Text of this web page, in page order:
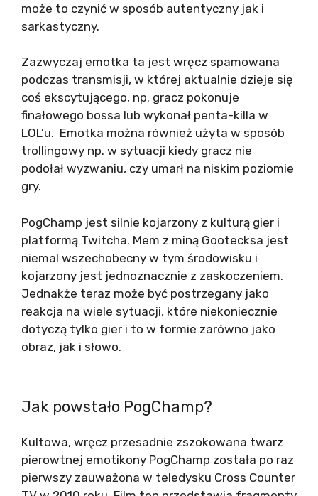
może to czynić w sposób autentyczny jak i
sarkastyczny.
Zazwyczaj emotka ta jest wręcz spamowana
podczas transmisji, w której aktualnie dzieje się
coś ekscytującego, np. gracz pokonuje
finałowego bossa lub wykonał penta-killa w
LOL’u. Emotka można również użyta w sposób
trollingowy np. w sytuacji kiedy gracz nie
podołał wyzwaniu, czy umarł na niskim poziomie
gry.
PogChamp jest silnie kojarzony z kulturą gier i
platformą Twitcha. Mem z miną Gootecksa jest
niemal wszechobecny w tym środowisku i
kojarzony jest jednoznacznie z zaskoczeniem.
Jednakże teraz może być postrzegany jako
reakcja na wiele sytuacji, które niekoniecznie
dotyczą tylko gier i to w formie zarówno jako
obraz, jak i słowo.
Jak powstało PogChamp?
Kultowa, wręcz przesadnie zszokowana twarz
pierowtnej emotikony PogChamp została po raz
pierwszy zauważona w teledysku Cross Counter